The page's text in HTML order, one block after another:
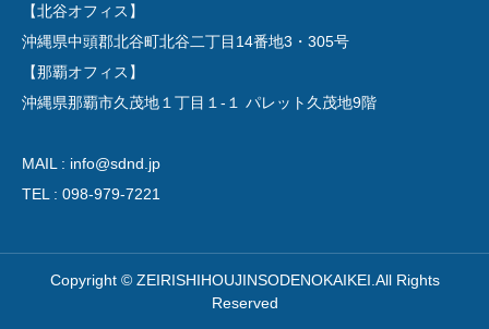
【北谷オフィス】
沖縄県中頭郡北谷町北谷二丁目14番地3・305号
【那覇オフィス】
沖縄県那覇市久茂地１丁目１-１ パレット久茂地9階
MAIL : info@sdnd.jp
TEL : 098-979-7221
Copyright © ZEIRISHIHOUJINSODENOKAIKEI.All Rights
Reserved